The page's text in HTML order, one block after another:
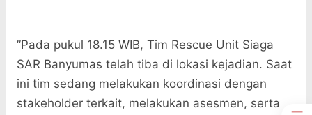
”Pada pukul 18.15 WIB, Tim Rescue Unit Siaga
SAR Banyumas telah tiba di lokasi kejadian. Saat
ini tim sedang melakukan koordinasi dengan
stakeholder terkait, melakukan asesmen, serta